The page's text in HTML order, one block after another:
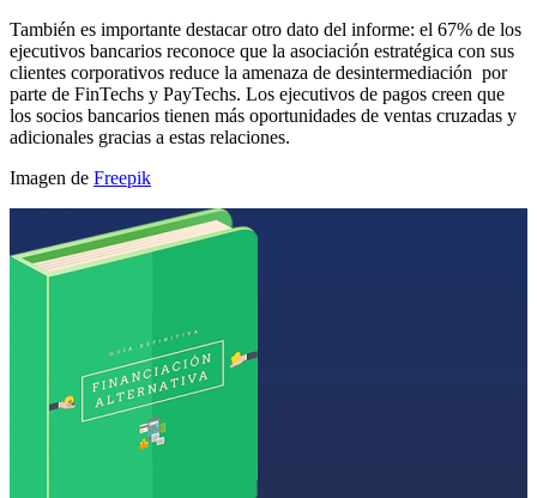
También es importante destacar otro dato del informe: el 67% de los
ejecutivos bancarios reconoce que la asociación estratégica con sus
clientes corporativos reduce la amenaza de desintermediación por
parte de FinTechs y PayTechs. Los ejecutivos de pagos creen que
los socios bancarios tienen más oportunidades de ventas cruzadas y
adicionales gracias a estas relaciones.
Imagen de Freepik